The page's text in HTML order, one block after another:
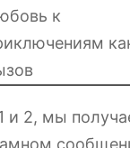
к
и 2, мы